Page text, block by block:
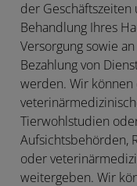
der
Behandlung Ihres
Versorgung sowie
Bezahlung von
werden. Wir
Tierwohlstudien
Aufsichtsbehörden,
oder
weitergeben. Wir